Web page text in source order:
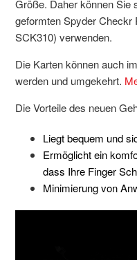
Größe. Daher können Sie
geformten Spyder Checkr
SCK310) verwenden.
Die Karten können auch
werden und umgekehrt.
Die Vorteile des neuen
Liegt bequem und
Ermöglicht ein
dass Ihre Finger
Minimierung von